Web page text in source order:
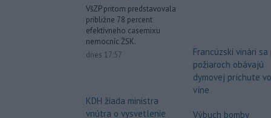
VšZP pritom predstavovala
približne 78 percent
efektívneho casemixu
nemocníc ŽSK.
dnes 17:57
KDH žiada ministra
vnútra o vysvetlenie
Francúzski vinári sa
požiaroch obávajú
dymovej príchute vo
víne
Výbuch bomby